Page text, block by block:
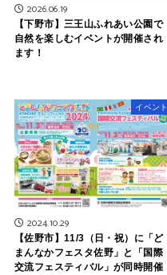
2026.06.19
【下野市】三王山ふれあい公園で
自然を楽しむイベントが開催され
ます！
イベント
2024.10.29
【佐野市】11/3（日・祝）に「ど
まんなかフェスタ佐野」と「国際
交流フェスティバル」が同時開催